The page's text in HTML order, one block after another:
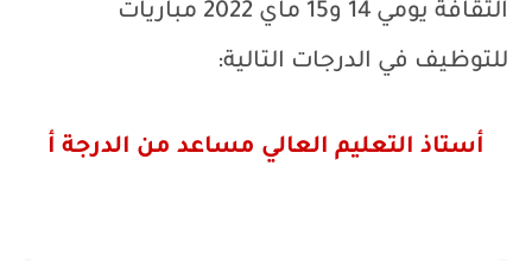
الثقافة يومي 14 و15 ماي 2022 مباريات
للتوظيف في الدرجات التالية:
أستاذ التعليم العالي مساعد من الدرجة أ